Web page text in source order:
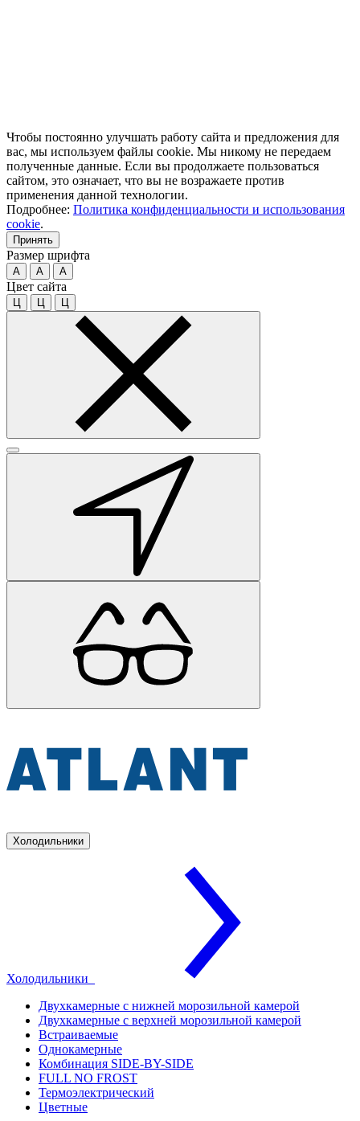
Чтобы постоянно улучшать работу сайта и предложения для
вас, мы используем файлы cookie. Мы никому не передаем
полученные данные. Если вы продолжаете пользоваться
сайтом, это означает, что вы не возражаете против
применения данной технологии.
Подробнее: Политика конфиденциальности и использования
cookie.
Принять
Размер шрифта
A A A
Цвет сайта
Ц Ц Ц
Холодильники
Холодильники
Двухкамерные с нижней морозильной камерой
Двухкамерные с верхней морозильной камерой
Встраиваемые
Однокамерные
Комбинация SIDE-BY-SIDE
FULL NO FROST
Термоэлектрический
Цветные